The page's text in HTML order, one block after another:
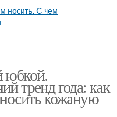
юбкой.
тренд года: как
кожаную